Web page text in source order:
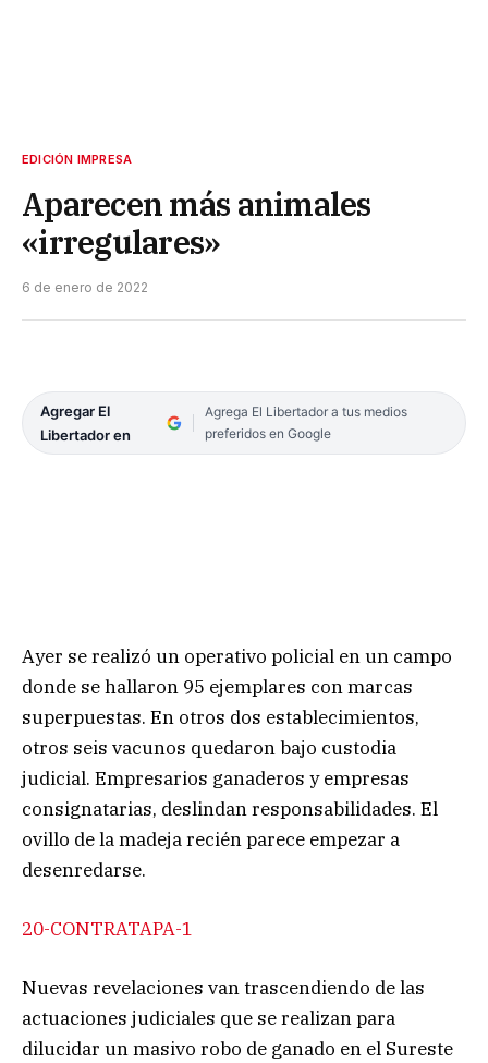
EDICIÓN IMPRESA
Aparecen más animales
«irregulares»
6 de enero de 2022
Agregar El
Libertador en
Agrega El Libertador a tus medios
preferidos en Google
Ayer se realizó un operativo policial en un campo
donde se hallaron 95 ejemplares con marcas
superpuestas. En otros dos establecimientos,
otros seis vacunos quedaron bajo custodia
judicial. Empresarios ganaderos y empresas
consignatarias, deslindan responsabilidades. El
ovillo de la madeja recién parece empezar a
desenredarse.
20-CONTRATAPA-1
Nuevas revelaciones van trascendiendo de las
actuaciones judiciales que se realizan para
dilucidar un masivo robo de ganado en el Sureste